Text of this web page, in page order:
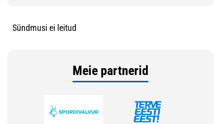
Sündmusi ei leitud
Meie partnerid